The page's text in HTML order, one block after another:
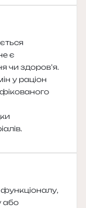
є
чи здоров’я.
у раціон
функціоналу,
або